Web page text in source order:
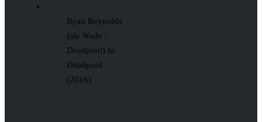
Ryan Reynolds
(als Wade /
Deadpool) in
Deadpool
(2016)